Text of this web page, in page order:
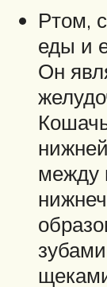
Ртом,
еды и
Он
между